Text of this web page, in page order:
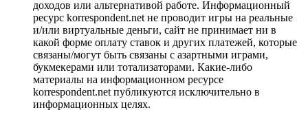
доходов или альтернативой работе. Информационный
ресурс korrespondent.net не проводит игры на реальные
и/или виртуальные деньги, сайт не принимает ни в
какой форме оплату ставок и других платежей, которые
связаны/могут быть связаны с азартными играми,
букмекерами или тотализаторами. Какие-либо
материалы на информационном ресурсе
korrespondent.net публикуются исключительно в
информационных целях.